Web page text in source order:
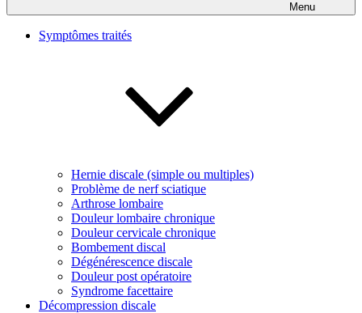
Menu
Symptômes traités
Hernie discale (simple ou multiples)
Problème de nerf sciatique
Arthrose lombaire
Douleur lombaire chronique
Douleur cervicale chronique
Bombement discal
Dégénérescence discale
Douleur post opératoire
Syndrome facettaire
Décompression discale